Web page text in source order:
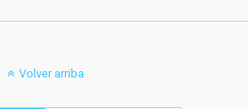
Volver arriba